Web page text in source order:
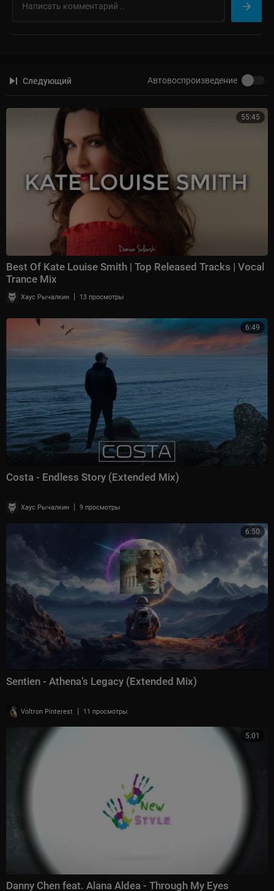
Следующий Автовоспроизведение
55:45
Best Of Kate Louise Smith | Top Released Tracks | Vocal
Trance Mix
Хаус Рычалкин | 13 просмотры
6:49
Costa - Endless Story (Extended Mix)
Хаус Рычалкин | 9 просмотры
6:50
Sentien - Athena’s Legacy (Extended Mix)
Voltron Pinterest | 11 просмотры
5:01
Danny Chen feat. Alana Aldea - Through My Eyes